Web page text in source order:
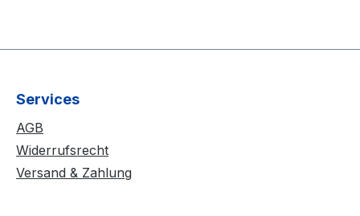
Services
AGB
Widerrufsrecht
Versand & Zahlung